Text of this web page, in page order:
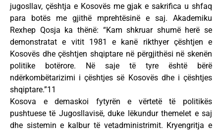
jugosllav, çështja e Kosovës me gjak e sakrifica u shfaq
para botës me gjithë mprehtësinë e saj. Akademiku
Rexhep Qosja ka thënë: “Kam shkruar shumë herë se
demonstratat e vitit 1981 e kanë rikthyer çështjen e
Kosovës dhe çështjen shqiptare në përgjithësi në skenën
politike botërore. Në saje të tyre është bërë
ndërkombëtarizimi i çështjes së Kosovës dhe i çështjes
shqiptare.”11
Kosova e demaskoi fytyrën e vërtetë të politikës
pushtuese të Jugosllavisë, duke lëkundur themelet e saj
dhe sistemin e kalbur të vetadministrimit. Kryengritja e